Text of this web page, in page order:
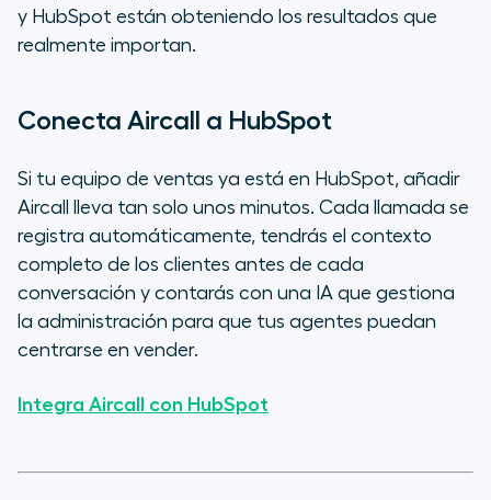
y HubSpot están obteniendo los resultados que
realmente importan.
Conecta Aircall a HubSpot
Si tu equipo de ventas ya está en HubSpot, añadir
Aircall lleva tan solo unos minutos. Cada llamada se
registra automáticamente, tendrás el contexto
completo de los clientes antes de cada
conversación y contarás con una IA que gestiona
la administración para que tus agentes puedan
centrarse en vender.
Integra Aircall con HubSpot